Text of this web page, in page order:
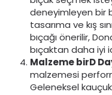
deneyimleyen bir
tasarıma ve kış
bıçağı önerilir,
bıçaktan daha iyi
Malzeme birD
malzemesi
Geleneksel